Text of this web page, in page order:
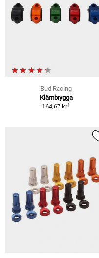
Bud Racing
Klämbrygga
164,67 kr1